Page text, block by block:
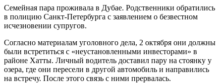
Семейная пара проживала в Дубае. Родственники обратились
в полицию Санкт-Петербурга с заявлением о безвестном
исчезновении супругов.
Согласно материалам уголовного дела, 2 октября они должны
были встретиться с «неустановленными инвесторами» в
районе Хатты. Личный водитель доставил пару на стоянку у
озера, где они пересели в другой автомобиль и направились
на встречу. После этого связь с ними прервалась.